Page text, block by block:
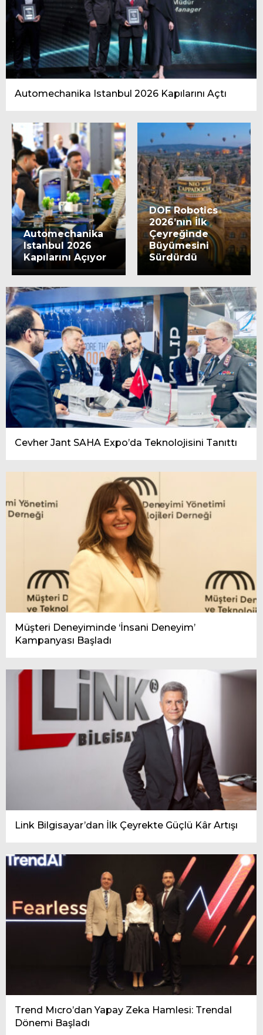
Automechanika Istanbul 2026 Kapılarını Açtı
Automechanika
Istanbul 2026
Kapılarını Açıyor
DOF Robotics
2026’nın İlk
Çeyreğinde
Büyümesini
Sürdürdü
Cevher Jant SAHA Expo’da Teknolojisini Tanıttı
Müşteri Deneyiminde ‘İnsani Deneyim’
Kampanyası Başladı
Link Bilgisayar’dan İlk Çeyrekte Güçlü Kâr Artışı
Trend Mıcro’dan Yapay Zeka Hamlesi: Trendal
Dönemi Başladı